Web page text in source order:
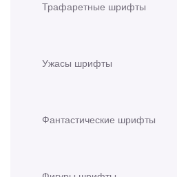
Трафаретные шрифты
Ужасы шрифты
Фантастические шрифты